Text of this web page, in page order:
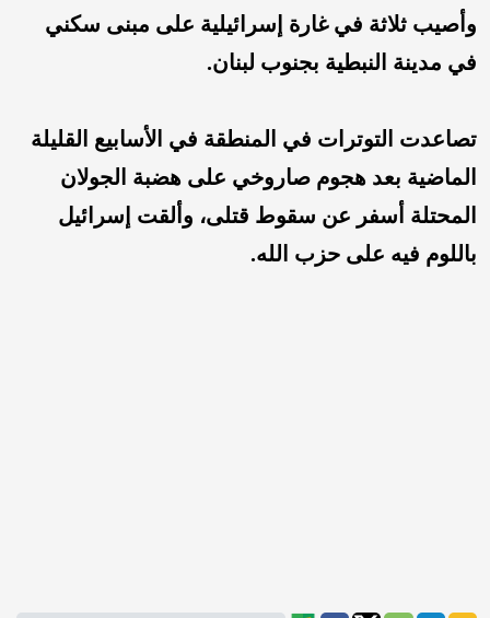
وأصيب ثلاثة في غارة إسرائيلية على مبنى سكني
في مدينة النبطية بجنوب لبنان.
تصاعدت التوترات في المنطقة في الأسابيع القليلة
الماضية بعد هجوم صاروخي على هضبة الجولان
المحتلة أسفر عن سقوط قتلى، وألقت إسرائيل
باللوم فيه على حزب الله.